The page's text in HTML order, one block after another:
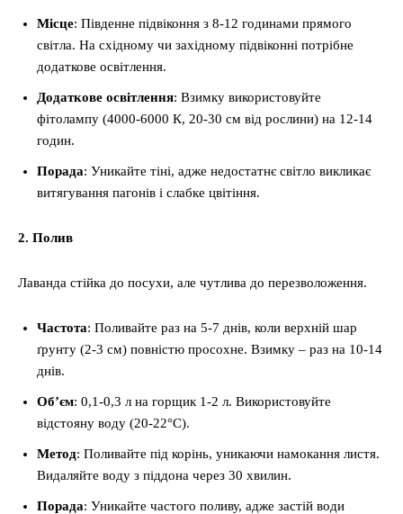
Місце: Південне підвіконня з 8-12 годинами прямого
світла. На східному чи західному підвіконні потрібне
додаткове освітлення.
Додаткове освітлення: Взимку використовуйте
фітолампу (4000-6000 К, 20-30 см від рослини) на 12-14
годин.
Порада: Уникайте тіні, адже недостатнє світло викликає
витягування пагонів і слабке цвітіння.
2. Полив
Лаванда стійка до посухи, але чутлива до перезволоження.
Частота: Поливайте раз на 5-7 днів, коли верхній шар
ґрунту (2-3 см) повністю просохне. Взимку – раз на 10-14
днів.
Об’єм: 0,1-0,3 л на горщик 1-2 л. Використовуйте
відстояну воду (20-22°C).
Метод: Поливайте під корінь, уникаючи намокання листя.
Видаляйте воду з піддона через 30 хвилин.
Порада: Уникайте частого поливу, адже застій води